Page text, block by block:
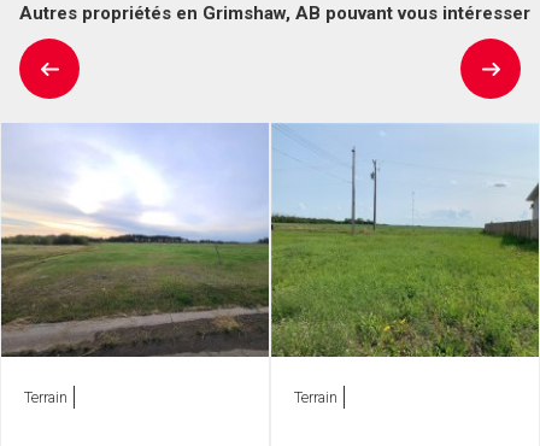
Autres propriétés en Grimshaw, AB pouvant vous intéresser
Terrain Terrain